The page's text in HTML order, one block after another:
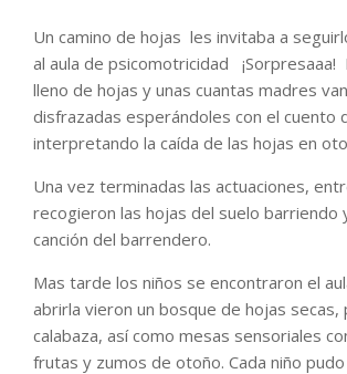
Un camino de hojas les invitaba a
al aula de psicomotricidad ¡Sorpresaaa!
lleno de hojas y unas cuantas madres van
disfrazadas esperándoles con el cuento
interpretando la caída de las hojas en
Una vez terminadas las actuaciones,
recogieron las hojas del suelo barriendo
canción del barrendero.
Mas tarde los niños se encontraron el
abrirla vieron un bosque de hojas secas,
calabaza, así como mesas sensoriales
frutas y zumos de otoño. Cada niño